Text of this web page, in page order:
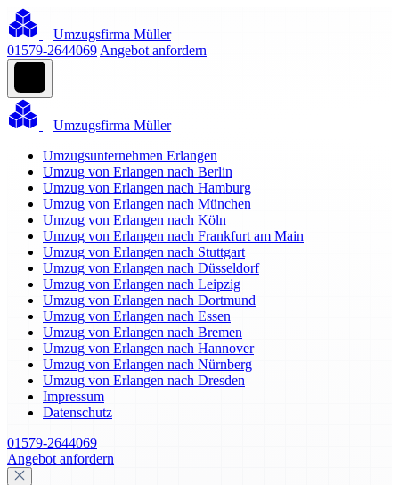
Umzugsfirma Müller
01579-2644069 Angebot anfordern
Umzugsfirma Müller
Umzugsunternehmen Erlangen
Umzug von Erlangen nach Berlin
Umzug von Erlangen nach Hamburg
Umzug von Erlangen nach München
Umzug von Erlangen nach Köln
Umzug von Erlangen nach Frankfurt am Main
Umzug von Erlangen nach Stuttgart
Umzug von Erlangen nach Düsseldorf
Umzug von Erlangen nach Leipzig
Umzug von Erlangen nach Dortmund
Umzug von Erlangen nach Essen
Umzug von Erlangen nach Bremen
Umzug von Erlangen nach Hannover
Umzug von Erlangen nach Nürnberg
Umzug von Erlangen nach Dresden
Impressum
Datenschutz
01579-2644069
Angebot anfordern